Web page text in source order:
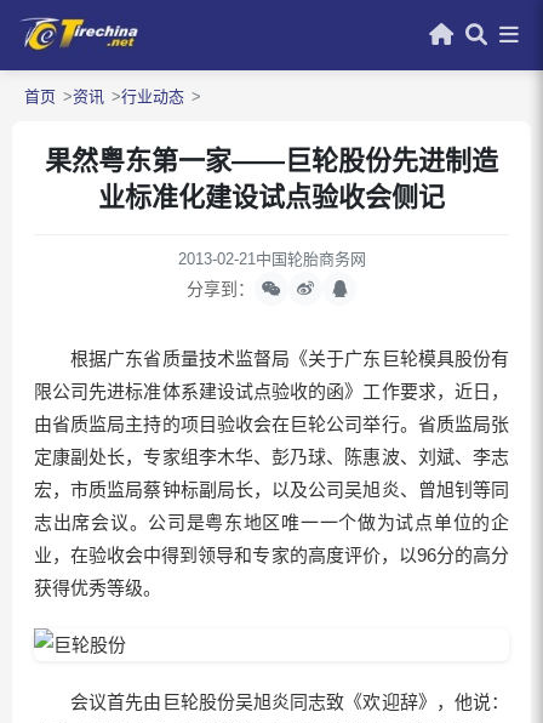
首页 资讯 行业动态
果然粤东第一家——巨轮股份先进制造
业标准化建设试点验收会侧记
2013-02-21中国轮胎商务网
分享到：
根据广东省质量技术监督局《关于广东巨轮模具股份有
限公司先进标准体系建设试点验收的函》工作要求，近日，
由省质监局主持的项目验收会在巨轮公司举行。省质监局张
定康副处长，专家组李木华、彭乃球、陈惠波、刘斌、李志
宏，市质监局蔡钟标副局长，以及公司吴旭炎、曾旭钊等同
志出席会议。公司是粤东地区唯一一个做为试点单位的企
业，在验收会中得到领导和专家的高度评价，以96分的高分
获得优秀等级。
会议首先由巨轮股份吴旭炎同志致《欢迎辞》，他说：